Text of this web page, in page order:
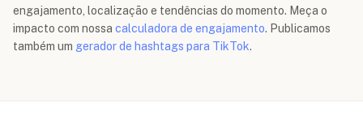
engajamento, localização e tendências do momento. Meça o
impacto com nossa calculadora de engajamento. Publicamos
também um gerador de hashtags para TikTok.